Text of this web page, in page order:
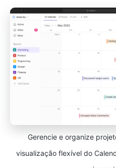
Gerencie e organize
visualização flexível do